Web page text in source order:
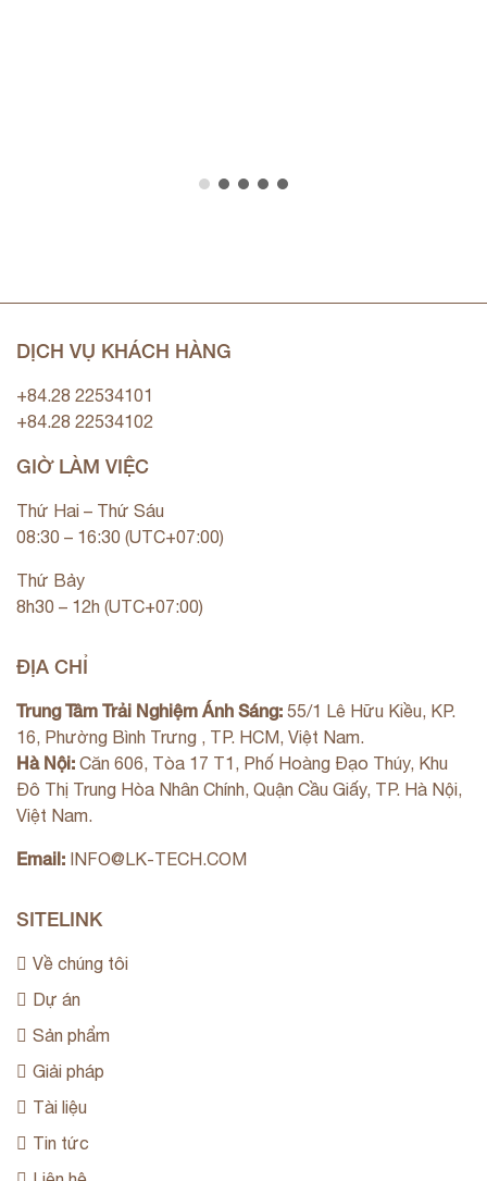
DỊCH VỤ KHÁCH HÀNG
+84.28 22534101
+84.28 22534102
GIỜ LÀM VIỆC
Thứ Hai – Thứ Sáu
08:30 – 16:30 (UTC+07:00)
Thứ Bảy
8h30 – 12h (UTC+07:00)
ĐỊA CHỈ
Trung Tâm Trải Nghiệm Ánh Sáng: 55/1 Lê Hữu Kiều, KP.
16, Phường Bình Trưng , TP. HCM, Việt Nam.
Hà Nội: Căn 606, Tòa 17 T1, Phố Hoàng Đạo Thúy, Khu
Đô Thị Trung Hòa Nhân Chính, Quận Cầu Giấy, TP. Hà Nội,
Việt Nam.
Email: INFO@LK-TECH.COM
SITELINK
Về chúng tôi
Dự án
Sản phẩm
Giải pháp
Tài liệu
Tin tức